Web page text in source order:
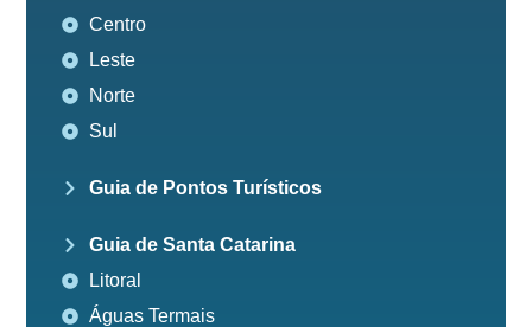
Centro
Leste
Norte
Sul
Guia de Pontos Turísticos
Guia de Santa Catarina
Litoral
Águas Termais